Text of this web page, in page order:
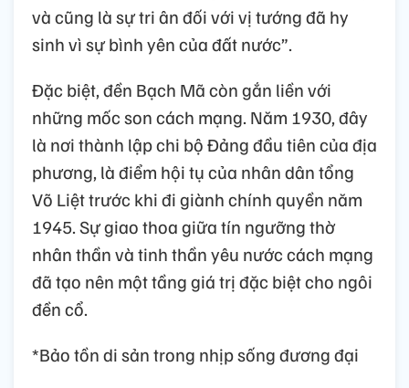
và cũng là sự tri ân đối với vị tướng đã hy
sinh vì sự bình yên của đất nước”.
Đặc biệt, đền Bạch Mã còn gắn liền với
những mốc son cách mạng. Năm 1930, đây
là nơi thành lập chi bộ Đảng đầu tiên của địa
phương, là điểm hội tụ của nhân dân tổng
Võ Liệt trước khi đi giành chính quyền năm
1945. Sự giao thoa giữa tín ngưỡng thờ
nhân thần và tinh thần yêu nước cách mạng
đã tạo nên một tầng giá trị đặc biệt cho ngôi
đền cổ.
*Bảo tồn di sản trong nhịp sống đương đại